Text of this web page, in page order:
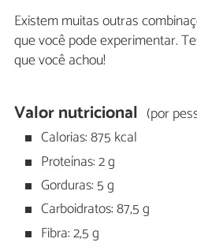
Existem muitas outras
que você pode experimentar.
que você achou!
Valor nutricional (por
Calorias: 875 kcal
Proteínas: 2 g
Gorduras: 5 g
Carboidratos: 87,5 g
Fibra: 2,5 g